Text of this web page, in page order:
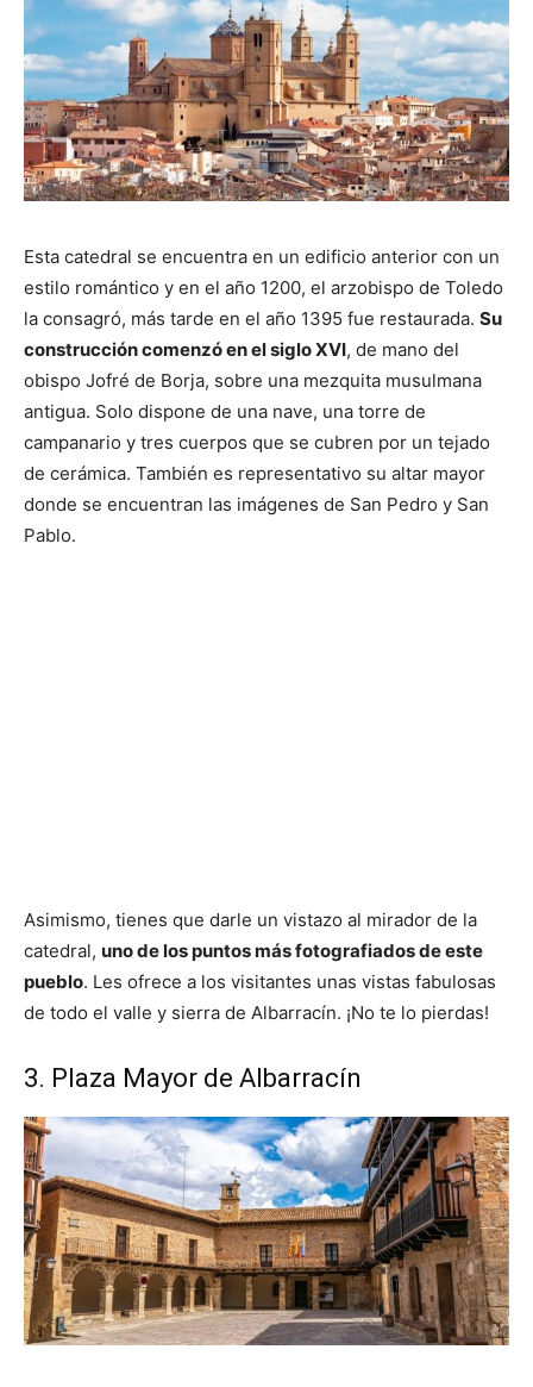
Esta catedral se encuentra en un edificio anterior con un
estilo romántico y en el año 1200, el arzobispo de Toledo
la consagró, más tarde en el año 1395 fue restaurada. Su
construcción comenzó en el siglo XVI, de mano del
obispo Jofré de Borja, sobre una mezquita musulmana
antigua. Solo dispone de una nave, una torre de
campanario y tres cuerpos que se cubren por un tejado
de cerámica. También es representativo su altar mayor
donde se encuentran las imágenes de San Pedro y San
Pablo.
Asimismo, tienes que darle un vistazo al mirador de la
catedral, uno de los puntos más fotografiados de este
pueblo. Les ofrece a los visitantes unas vistas fabulosas
de todo el valle y sierra de Albarracín. ¡No te lo pierdas!
3. Plaza Mayor de Albarracín